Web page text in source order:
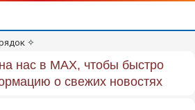
✧
нас в MAX, чтобы быстро
о свежих новостях